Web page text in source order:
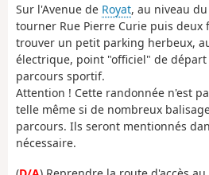
Sur l'Avenue de Royat, au niveau
tourner Rue Pierre Curie puis deux
trouver un petit parking herbeux,
électrique, point "officiel" de
parcours sportif.
Attention ! Cette randonnée n'est
telle même si de nombreux
parcours. Ils seront mentionnés
nécessaire.